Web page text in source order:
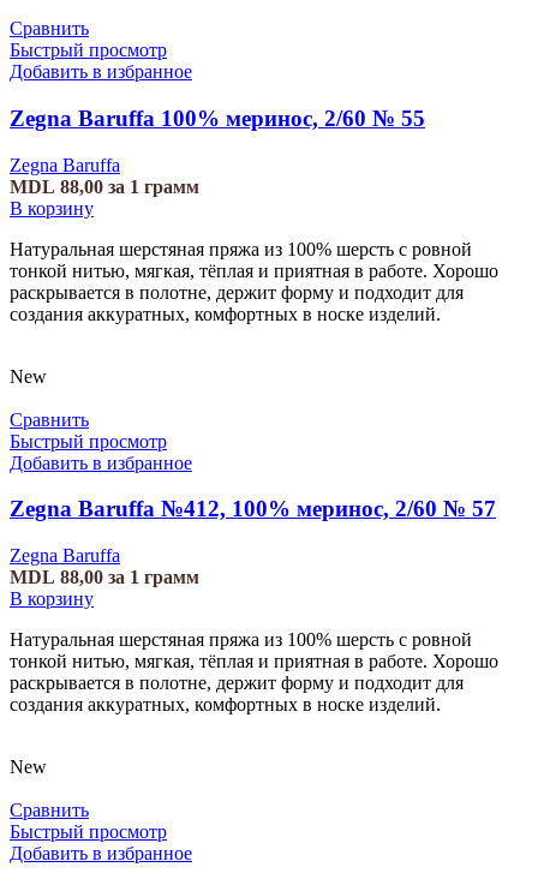
Сравнить
Быстрый просмотр
Добавить в избранное
Zegna Baruffa 100% меринос, 2/60 № 55
Zegna Baruffa
MDL 88,00 за 1 грамм
В корзину
Натуральная шерстяная пряжа из 100% шерсть с ровной
тонкой нитью, мягкая, тёплая и приятная в работе. Хорошо
раскрывается в полотне, держит форму и подходит для
создания аккуратных, комфортных в носке изделий.
New
Сравнить
Быстрый просмотр
Добавить в избранное
Zegna Baruffa №412, 100% меринос, 2/60 № 57
Zegna Baruffa
MDL 88,00 за 1 грамм
В корзину
Натуральная шерстяная пряжа из 100% шерсть с ровной
тонкой нитью, мягкая, тёплая и приятная в работе. Хорошо
раскрывается в полотне, держит форму и подходит для
создания аккуратных, комфортных в носке изделий.
New
Сравнить
Быстрый просмотр
Добавить в избранное